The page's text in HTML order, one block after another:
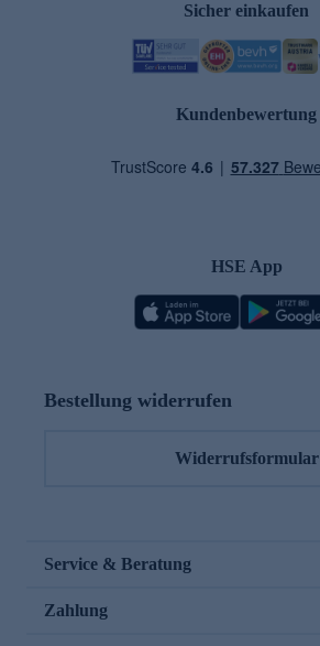
Sicher einkaufen
Kundenbewertung
HSE App
Bestellung widerrufen
Widerrufsformular
Service & Beratung
Zahlung